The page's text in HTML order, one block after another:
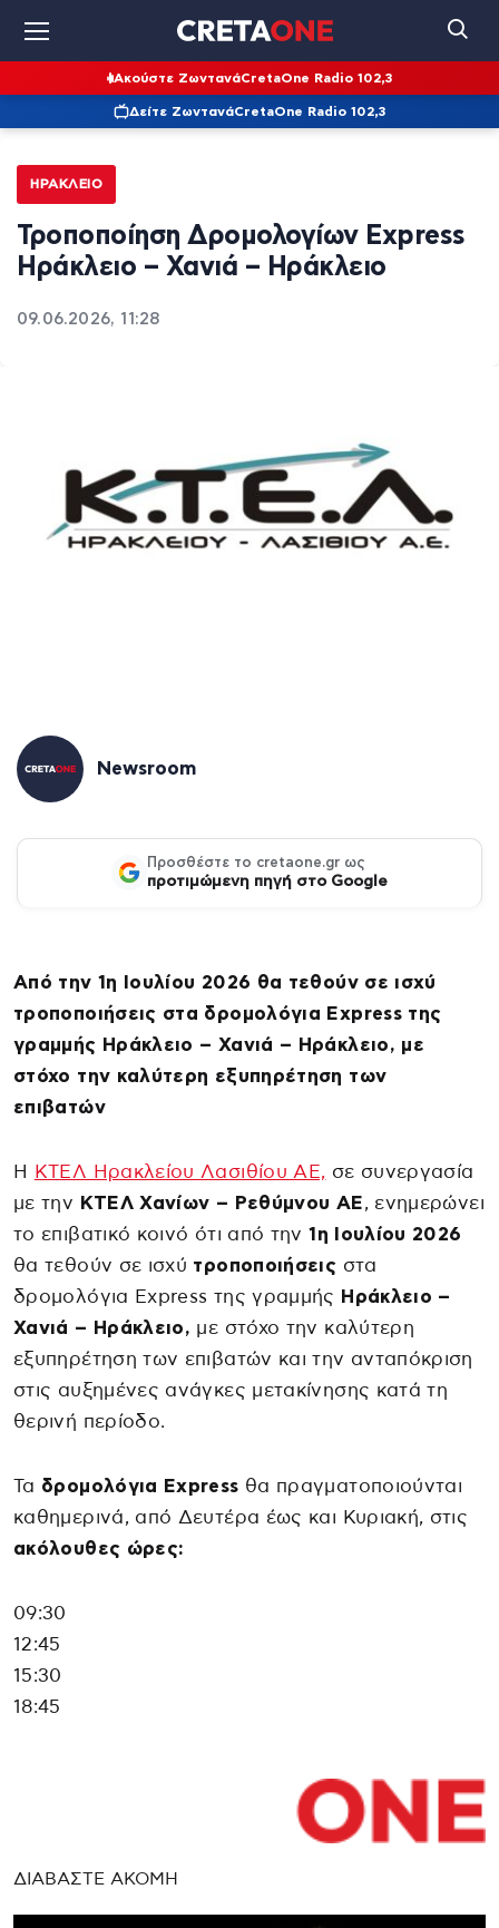
Ακούστε ΖωντανάCretaOne Radio 102,3
Δείτε ΖωντανάCretaOne Radio 102,3
ΗΡΆΚΛΕΙΟ
Τροποποίηση Δρομολογίων Express
Ηράκλειο – Χανιά – Ηράκλειο
09.06.2026, 11:28
Newsroom
Προσθέστε το cretaone.gr ως
προτιμώμενη πηγή στο Google
Από την 1η Ιουλίου 2026 θα τεθούν σε ισχύ
τροποποιήσεις στα δρομολόγια Express της
γραμμής Ηράκλειο – Χανιά – Ηράκλειο, με
στόχο την καλύτερη εξυπηρέτηση των
επιβατών
Η ΚΤΕΛ Ηρακλείου Λασιθίου ΑΕ, σε συνεργασία
με την ΚΤΕΛ Χανίων – Ρεθύμνου ΑΕ, ενημερώνει
το επιβατικό κοινό ότι από την1η Ιουλίου 2026
θα τεθούν σε ισχύ τροποποιήσεις στα
δρομολόγια Express της γραμμής Ηράκλειο –
Χανιά – Ηράκλειο, με στόχο την καλύτερη
εξυπηρέτηση των επιβατών και την ανταπόκριση
στις αυξημένες ανάγκες μετακίνησης κατά τη
θερινή περίοδο.
Τα δρομολόγια Express θα πραγματοποιούνται
καθημερινά, από Δευτέρα έως και Κυριακή, στις
ακόλουθες ώρες:
09:30
12:45
15:30
18:45
ΔΙΑΒΑΣΤΕ ΑΚΟΜΗ